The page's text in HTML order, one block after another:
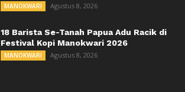
MANOKWARI Agustus 8, 2026
18 Barista Se-Tanah Papua Adu Racik di
Festival Kopi Manokwari 2026
MANOKWARI Agustus 8, 2026